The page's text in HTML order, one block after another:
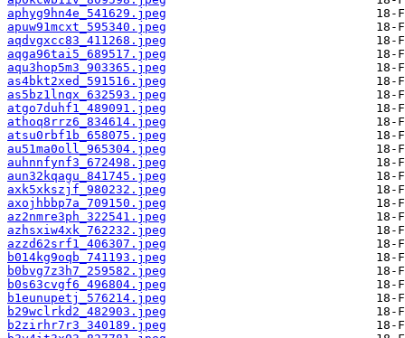
aphyg9hn4e_541629.jpeg
apuw91mcxt_595340.jpeg
aqdvgxcc83_411268.jpeg
aqga96tai5_689517.jpeg
aqu3hop5m3_903365.jpeg
as4bkt2xed_591516.jpeg
as5bz1lnqx_632593.jpeg
atgo7duhf1_489091.jpeg
athoq8rrz6_834614.jpeg
atsu0rbf1b_658075.jpeg
au51ma0oll_965304.jpeg
auhnnfynf3_672498.jpeg
aun32kqagu_841745.jpeg
axk5xkszjf_980232.jpeg
axojhbbp7a_709150.jpeg
az2nmre3ph_322541.jpeg
azhsxiw4xk_762232.jpeg
azzd62srf1_406307.jpeg
b014kg9oqb_741193.jpeg
b0bvg7z3h7_259582.jpeg
b0s63cvgf6_496804.jpeg
b1eunupetj_576214.jpeg
b29wclrkd2_482903.jpeg
b2zirhr7r3_340189.jpeg